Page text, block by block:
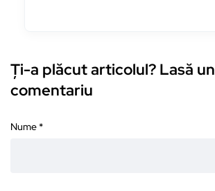
Ți-a plăcut articolul? Lasă un
comentariu
Nume *